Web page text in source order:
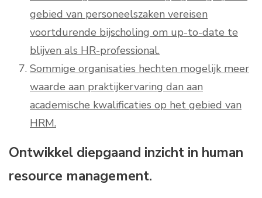
gebied van personeelszaken vereisen
voortdurende bijscholing om up-to-date te
blijven als HR-professional.
Sommige organisaties hechten mogelijk meer
waarde aan praktijkervaring dan aan
academische kwalificaties op het gebied van
HRM.
Ontwikkel diepgaand inzicht in human
resource management.